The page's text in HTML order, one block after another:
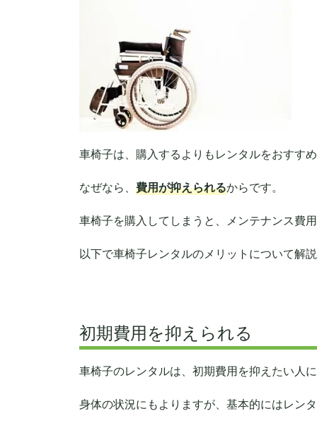
車椅子は、購入するよりもレンタルをおすす
なぜなら、 費用が抑えられるからです。
車椅子を購入してしまうと、メンテナンス費
以下で車椅子レンタルのメリットについて解
初期費用を抑えられる
車椅子のレンタルは、初期費用を抑えたい人
身体の状況にもよりますが、基本的にはレン